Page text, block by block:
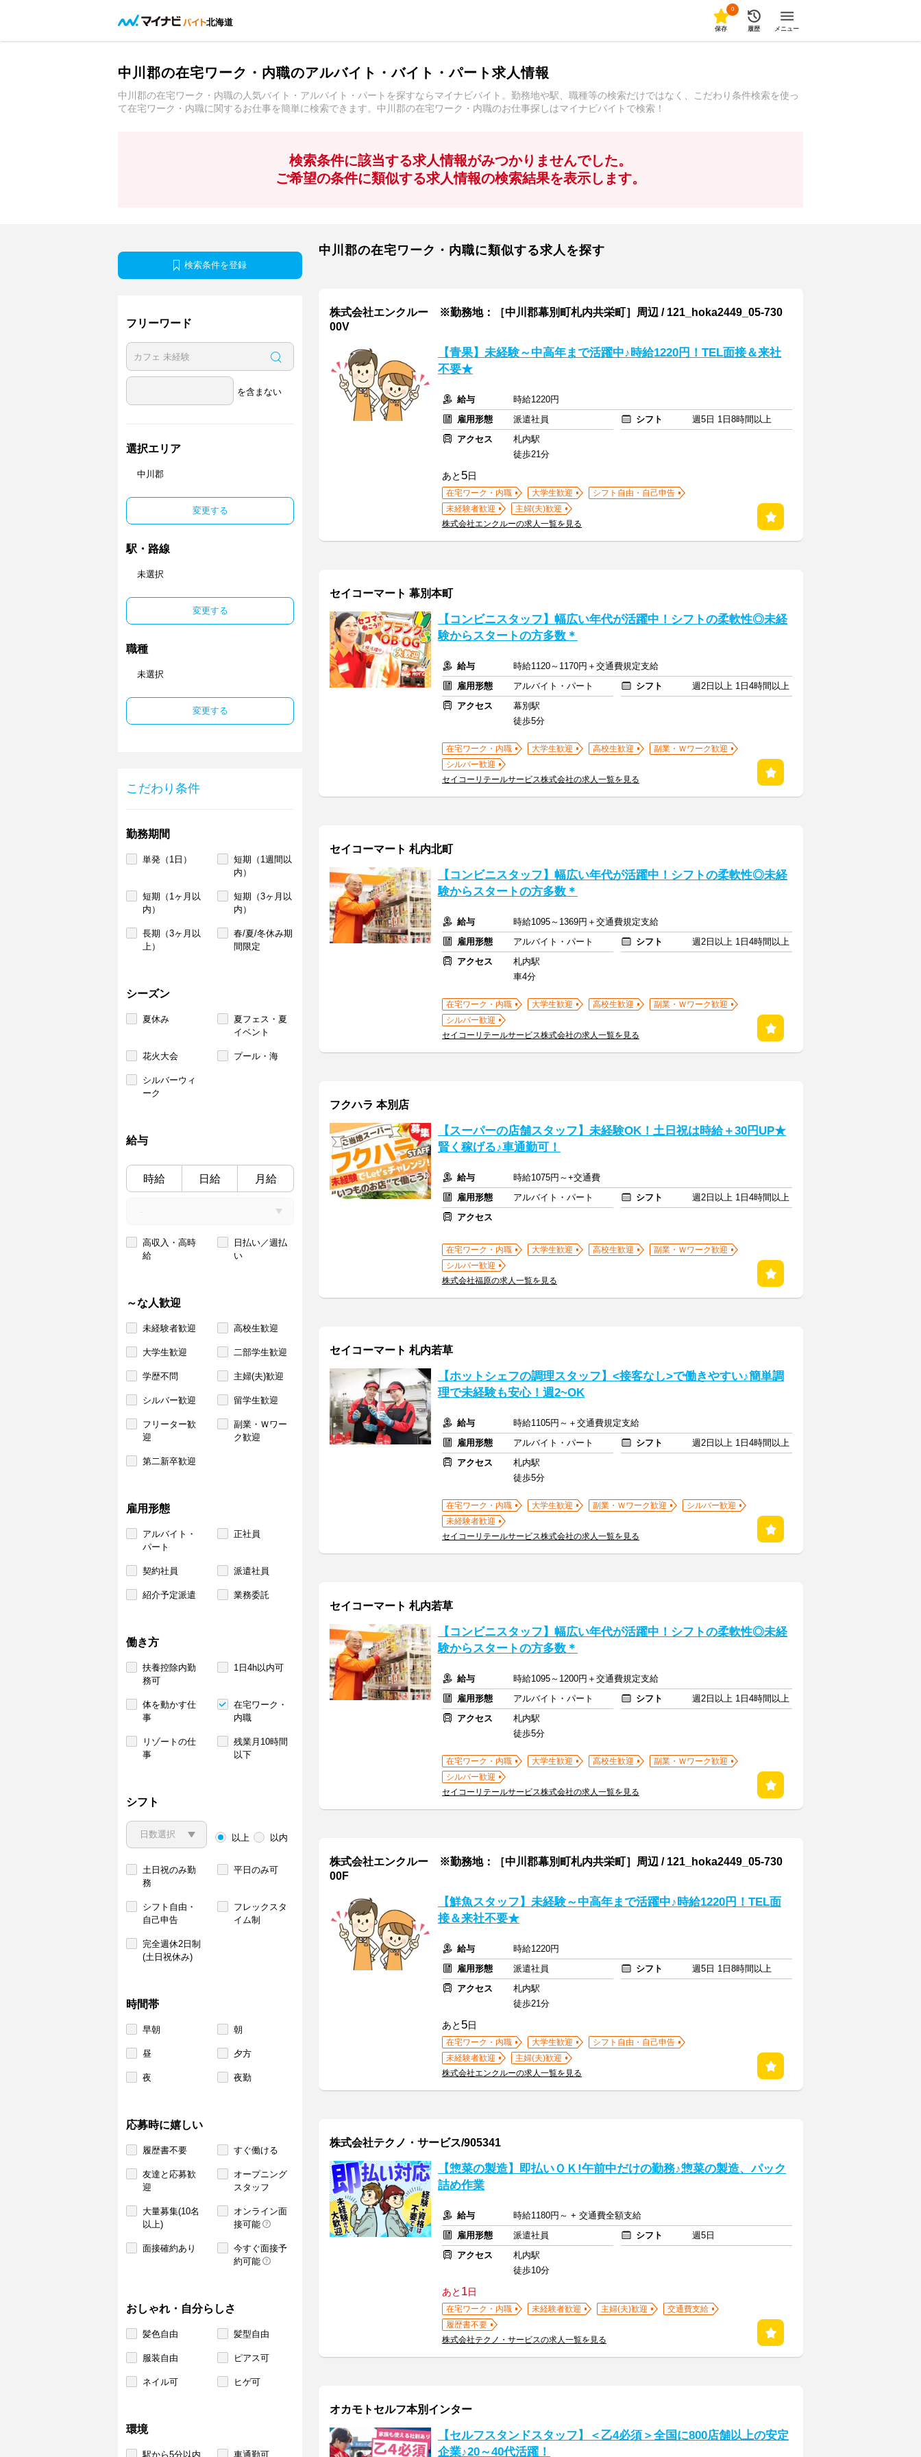
北海道
0
保存 履歴 メニュー
中川郡の在宅ワーク・内職のアルバイト・バイト・パート求人情報
中川郡の在宅ワーク・内職の人気バイト・アルバイト・パートを探すならマイナビバイト。勤務地や駅、職種等の検索だけではなく、こだわり条件検索を使っ
て在宅ワーク・内職に関するお仕事を簡単に検索できます。中川郡の在宅ワーク・内職のお仕事探しはマイナビバイトで検索！
検索条件に該当する求人情報がみつかりませんでした。
ご希望の条件に類似する求人情報の検索結果を表示します。
検索条件を登録
フリーワード
を含まない
選択エリア
中川郡
変更する
駅・路線
未選択
変更する
職種
未選択
変更する
こだわり条件
勤務期間
単発（1日）
短期（1週間以
内）
短期（1ヶ月以
内）
短期（3ヶ月以
内）
長期（3ヶ月以
上）
春/夏/冬休み期
間限定
シーズン
夏休み
夏フェス・夏
イベント
花火大会 プール・海
シルバーウィ
ーク
給与
時給 日給 月給
高収入・高時
給
日払い／週払
い
～な人歓迎
未経験者歓迎 高校生歓迎
大学生歓迎 二部学生歓迎
学歴不問 主婦(夫)歓迎
シルバー歓迎 留学生歓迎
フリーター歓
迎
副業・Ｗワー
ク歓迎
第二新卒歓迎
雇用形態
アルバイト・
パート
正社員
契約社員 派遣社員
紹介予定派遣 業務委託
働き方
扶養控除内勤
務可
1日4h以内可
体を動かす仕
事
在宅ワーク・
内職
リゾートの仕
事
残業月10時間
以下
シフト
以上 以内
土日祝のみ勤
務
平日のみ可
シフト自由・
自己申告
フレックスタ
イム制
完全週休2日制
(土日祝休み)
時間帯
早朝 朝
昼 夕方
夜 夜勤
応募時に嬉しい
履歴書不要 すぐ働ける
友達と応募歓
迎
オープニング
スタッフ
大量募集(10名
以上)
オンライン面
接可能
面接確約あり
今すぐ面接予
約可能
おしゃれ・自分らしさ
髪色自由 髪型自由
服装自由 ピアス可
ネイル可 ヒゲ可
環境
駅から5分以内 車通勤可
中川郡の在宅ワーク・内職に類似する求人を探す
株式会社エンクルー ※勤務地：［中川郡幕別町札内共栄町］周辺 / 121_hoka2449_05-730
00V
【青果】未経験～中高年まで活躍中♪時給1220円！TEL面接＆来社
不要★
給与
時給1220円
雇用形態
派遣社員 シフト
週5日 1日8時間以上
アクセス
札内駅
徒歩21分
あと 5日
在宅ワーク・内職 大学生歓迎
シフト自由・自己申告
未経験者歓迎
主婦(夫)歓迎
株式会社エンクルーの求人一覧を見る
セイコーマート 幕別本町
【コンビニスタッフ】幅広い年代が活躍中！シフトの柔軟性◎未経
験からスタートの方多数＊
給与
時給1120～1170円＋交通費規定支給
雇用形態
アルバイト・パート シフト
週2日以上 1日4時間以上
アクセス
幕別駅
徒歩5分
在宅ワーク・内職 大学生歓迎 高校生歓迎
副業・Ｗワーク歓迎
シルバー歓迎
セイコーリテールサービス株式会社の求人一覧を見る
セイコーマート 札内北町
【コンビニスタッフ】幅広い年代が活躍中！シフトの柔軟性◎未経
験からスタートの方多数＊
給与
時給1095～1369円＋交通費規定支給
雇用形態
アルバイト・パート シフト
週2日以上 1日4時間以上
アクセス
札内駅
車4分
在宅ワーク・内職 大学生歓迎 高校生歓迎
副業・Ｗワーク歓迎
シルバー歓迎
セイコーリテールサービス株式会社の求人一覧を見る
フクハラ 本別店
【スーパーの店舗スタッフ】未経験OK！土日祝は時給＋30円UP★
賢く稼げる♪車通勤可！
給与
時給1075円～+交通費
雇用形態
アルバイト・パート シフト
週2日以上 1日4時間以上
アクセス
在宅ワーク・内職 大学生歓迎 高校生歓迎
副業・Ｗワーク歓迎
シルバー歓迎
株式会社福原の求人一覧を見る
セイコーマート 札内若草
【ホットシェフの調理スタッフ】<接客なし>で働きやすい♪簡単調
理で未経験も安心！週2~OK
給与
時給1105円～＋交通費規定支給
雇用形態
アルバイト・パート シフト
週2日以上 1日4時間以上
アクセス
札内駅
徒歩5分
在宅ワーク・内職 大学生歓迎 副業・Ｗワーク歓迎
シルバー歓迎
未経験者歓迎
セイコーリテールサービス株式会社の求人一覧を見る
セイコーマート 札内若草
【コンビニスタッフ】幅広い年代が活躍中！シフトの柔軟性◎未経
験からスタートの方多数＊
給与
時給1095～1200円＋交通費規定支給
雇用形態
アルバイト・パート シフト
週2日以上 1日4時間以上
アクセス
札内駅
徒歩5分
在宅ワーク・内職 大学生歓迎 高校生歓迎
副業・Ｗワーク歓迎
シルバー歓迎
セイコーリテールサービス株式会社の求人一覧を見る
株式会社エンクルー ※勤務地：［中川郡幕別町札内共栄町］周辺 / 121_hoka2449_05-730
00F
【鮮魚スタッフ】未経験～中高年まで活躍中♪時給1220円！TEL面
接＆来社不要★
給与
時給1220円
雇用形態
派遣社員 シフト
週5日 1日8時間以上
アクセス
札内駅
徒歩21分
あと 5日
在宅ワーク・内職 大学生歓迎
シフト自由・自己申告
未経験者歓迎
主婦(夫)歓迎
株式会社エンクルーの求人一覧を見る
株式会社テクノ・サービス/905341
【惣菜の製造】即払いＯＫ!午前中だけの勤務♪惣菜の製造、パック
詰め作業
給与
時給1180円～ + 交通費全額支給
雇用形態
派遣社員 シフト
週5日
アクセス
札内駅
徒歩10分
あと 1日
在宅ワーク・内職 未経験者歓迎 主婦(夫)歓迎
交通費支給
履歴書不要
株式会社テクノ・サービスの求人一覧を見る
オカモトセルフ本別インター
【セルフスタンドスタッフ】＜乙4必須＞全国に800店舗以上の安定
企業♪20～40代活躍！